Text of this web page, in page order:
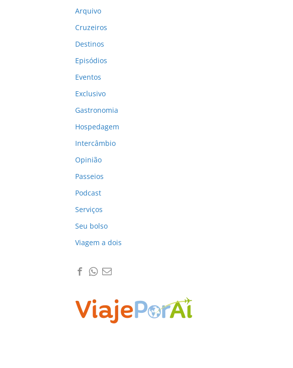
Arquivo
Cruzeiros
Destinos
Episódios
Eventos
Exclusivo
Gastronomia
Hospedagem
Intercâmbio
Opinião
Passeios
Podcast
Serviços
Seu bolso
Viagem a dois